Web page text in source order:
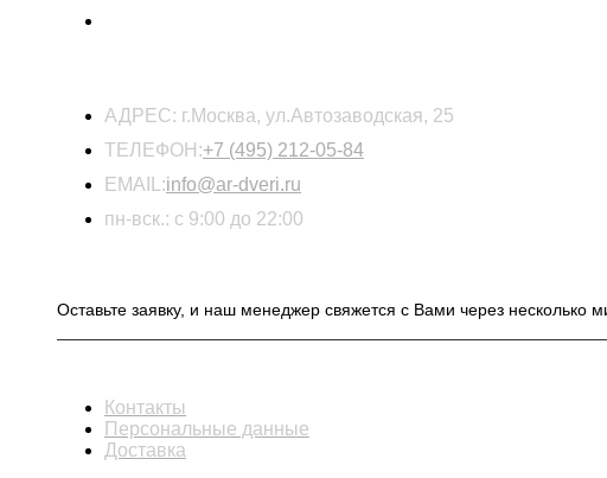
АДРЕС: г.Москва, ул.Автозаводская, 25
ТЕЛЕФОН:+7 (495) 212-05-84
EMAIL:info@ar-dveri.ru
пн-вск.: с 9:00 до 22:00
Оставьте заявку, и наш менеджер свяжется с Вами через несколько
Контакты
Персональные данные
Доставка